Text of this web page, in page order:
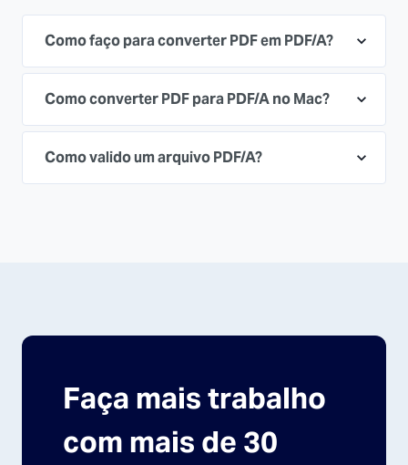
Como faço para converter PDF em PDF/A?
Como converter PDF para PDF/A no Mac?
Como valido um arquivo PDF/A?
Faça mais trabalho
com mais de 30